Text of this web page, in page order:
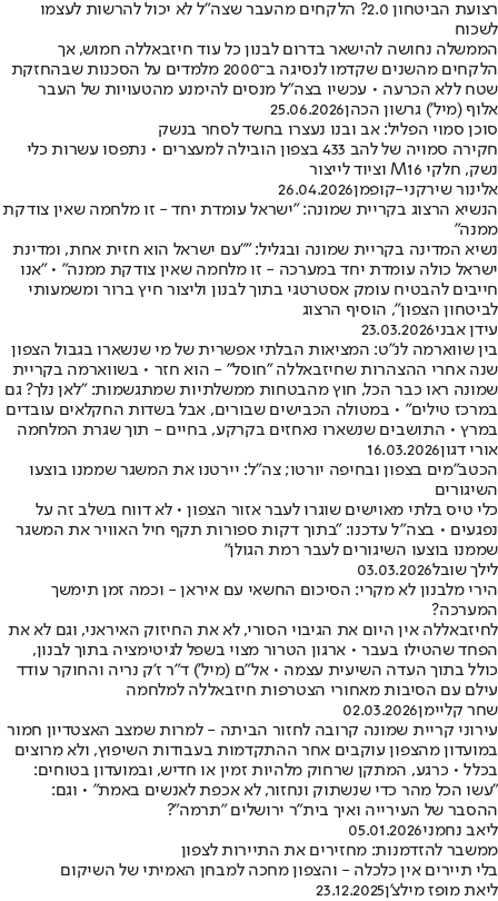
רצועת הביטחון 2.0? הלקחים מהעבר שצה"ל לא יכול להרשות לעצמו
לשכוח
הממשלה נחושה להישאר בדרום לבנון כל עוד חיזבאללה חמוש, אך
הלקחים מהשנים שקדמו לנסיגה ב־2000 מלמדים על הסכנות שבהחזקת
שטח ללא הכרעה • עכשיו בצה"ל מנסים להימנע מהטעויות של העבר
אלוף (מיל') גרשון הכהן25.06.2026
סוכן סמוי הפליל: אב ובנו נעצרו בחשד לסחר בנשק
חקירה סמויה של להב 433 בצפון הובילה למעצרים • נתפסו עשרות כלי
נשק, חלקי M16 וציוד לייצור
אלינור שירקני-קופמן26.04.2026
הנשיא הרצוג בקריית שמונה: "ישראל עומדת יחד - זו מלחמה שאין צודקת
ממנה"
נשיא המדינה בקריית שמונה ובגליל: ״"עם ישראל הוא חזית אחת, ומדינת
ישראל כולה עומדת יחד במערכה - זו מלחמה שאין צודקת ממנה" • "אנו
חייבים להבטיח עומק אסטרטגי בתוך לבנון וליצור חיץ ברור ומשמעותי
לביטחון הצפון", הוסיף הרצוג
עידן אבני23.03.2026
בין שווארמה לנ"ט: המציאות הבלתי אפשרית של מי שנשארו בגבול הצפון
שנה אחרי ההצהרות שחיזבאללה "חוסל" - הוא חזר • בשווארמה בקריית
שמונה ראו כבר הכל, חוץ מהבטחות ממשלתיות שמתגשמות: "לאן נלך? גם
במרכז טילים" • במטולה הכבישים שבורים, אבל בשדות החקלאים עובדים
במרץ • התושבים שנשארו נאחזים בקרקע, בחיים - תוך שגרת המלחמה
אורי דגון16.03.2026
הכטב"מים בצפון ובחיפה יורטו; צה"ל: יירטנו את המשגר שממנו בוצעו
השיגורים
כלי טיס בלתי מאוישים שוגרו לעבר אזור הצפון • לא דווח בשלב זה על
נפגעים • בצה"ל עדכנו: "בתוך דקות ספורות תקף חיל האוויר את המשגר
שממנו בוצעו השיגורים לעבר רמת הגולן"
לילך שובל03.03.2026
הירי מלבנון לא מקרי: הסיכום החשאי עם איראן - וכמה זמן תימשך
המערכה?
לחיזבאללה אין היום את הגיבוי הסורי, לא את החיזוק האיראני, וגם לא את
הפחד שהטילו בעבר • ארגון הטרור מצוי בשפל לגיטימציה בתוך לבנון,
כולל בתוך העדה השיעית עצמה • אל"ם (מיל’) ד"ר ז'ק נריה והחוקר עודד
עילם עם הסיבות מאחורי הצטרפות חיזבאללה למלחמה
שחר קליימן02.03.2026
עירוני קריית שמונה קרובה לחזור הביתה - למרות שמצב האצטדיון חמור
במועדון מהצפון עוקבים אחר ההתקדמות בעבודות השיפוץ, ולא מרוצים
בכלל • כרגע, המתקן שרחוק מלהיות זמין או חדיש, ובמועדון בטוחים:
"עשו הכל מהר כדי שנשתוק ונחזור, לא אכפת לאנשים באמת" • וגם:
ההסבר של העירייה ואיך בית"ר ירושלים "תרמה"?
ליאב נחמני05.01.2026
ממשבר להזדמנות: מחזירים את התיירות לצפון
בלי תיירים אין כלכלה - והצפון מחכה למבחן האמיתי של השיקום
ליאת מופז מילצ'ן23.12.2025